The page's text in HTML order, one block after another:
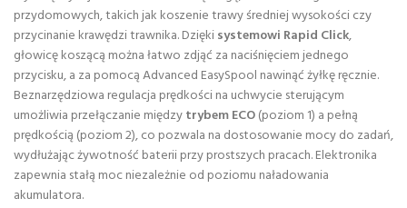
przydomowych, takich jak koszenie trawy średniej wysokości czy
przycinanie krawędzi trawnika. Dziękisystemowi Rapid Click,
głowicę koszącą można łatwo zdjąć za naciśnięciem jednego
przycisku, a za pomocą Advanced EasySpool nawinąć żyłkę ręcznie.
Beznarzędziowa regulacja prędkości na uchwycie sterującym
umożliwia przełączanie międzytrybem ECO(poziom 1) a pełną
prędkością (poziom 2), co pozwala na dostosowanie mocy do zadań,
wydłużając żywotność baterii przy prostszych pracach. Elektronika
zapewnia stałą moc niezależnie od poziomu naładowania
akumulatora.